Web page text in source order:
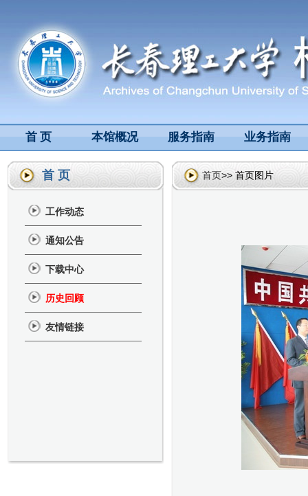
首 页 本馆概况 服务指南 业务指南
首 页
工作动态
通知公告
下载中心
历史回顾
友情链接
首页>> 首页图片